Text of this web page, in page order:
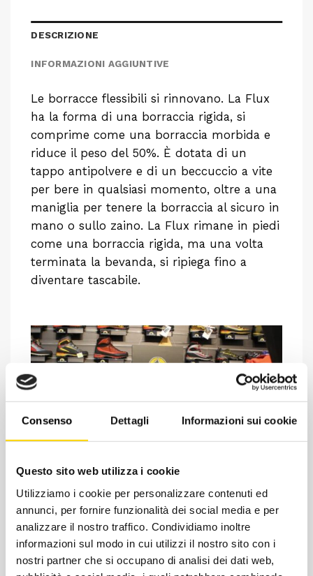
Consenso Dettagli Informazioni sui cookie
Questo sito web utilizza i cookie
Utilizziamo i cookie per personalizzare contenuti ed
annunci, per fornire funzionalità dei social media e per
analizzare il nostro traffico. Condividiamo inoltre
informazioni sul modo in cui utilizzi il nostro sito con i
nostri partner che si occupano di analisi dei dati web,
Chiedi ad un esperto
Davide di RRTrek
DESCRIZIONE
INFORMAZIONI AGGIUNTIVE
Le borracce flessibili si rinnovano. La Flux
ha la forma di una borraccia rigida, si
comprime come una borraccia morbida e
riduce il peso del 50%. È dotata di un
tappo antipolvere e di un beccuccio a vite
per bere in qualsiasi momento, oltre a una
maniglia per tenere la borraccia al sicuro in
mano o sullo zaino. La Flux rimane in piedi
come una borraccia rigida, ma una volta
terminata la bevanda, si ripiega fino a
diventare tascabile.